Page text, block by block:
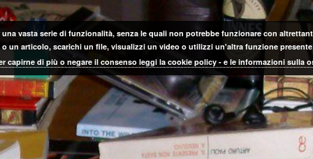
vasta serie di funzionalità, senza le quali non potrebbe funzionare con
un articolo, scarichi un file, visualizzi un video o utilizzi un'altra funzione
capirne di più o negare il consenso leggi la cookie policy - e le informazioni sulla